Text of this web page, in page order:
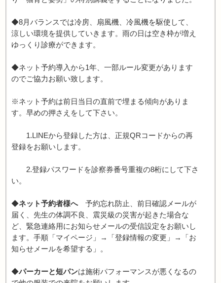
◆8月バランスでは冷房、扇風機、冷風機を駆使して、
涼しい環境を提供していきます。雨の日は空き枠が増え
ゆっくり診療ができます。
◆ネット予約導入から1年、一部ルール変更があります
のでご協力お願い致します。
※ネット予約は前日当日の直前で埋まる傾向がありま
す。早めの押さえをして下さい。
1.LINEから登録した方は、正規QRコードからの再
登録をお願いします。
2.登録パスワードを診察券番号重複の8桁にして下さ
い。
◆ネット予約者様へ予約忘れ防止、前日確認メールが
届く、先生の体調不良、震災級の災害が起きた場合な
ど、緊急連絡用にお知らせメールの受信設定をお願いし
ます。手順「マイページ」→「登録情報の変更」→「お
知らせメールを希望する」。
◆パーカーと短パンは施術パフォーマンスが悪くなるの